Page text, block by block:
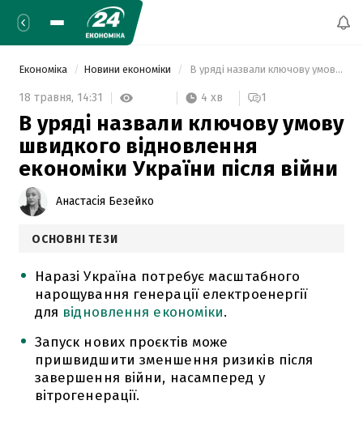
Економіка Новини економіки В уряді назвали ключову умову швидкого відновлення економіки України після війни
18 травня, 14:31 4 хв 1
В уряді назвали ключову умову
швидкого відновлення
економіки України після війни
Анастасія Безейко
ОСНОВНІ ТЕЗИ
Наразі Україна потребує масштабного
нарощування генерації електроенергії
для відновлення економіки.
Запуск нових проєктів може
пришвидшити зменшення ризиків після
завершення війни, насамперед у
вітрогенерації.